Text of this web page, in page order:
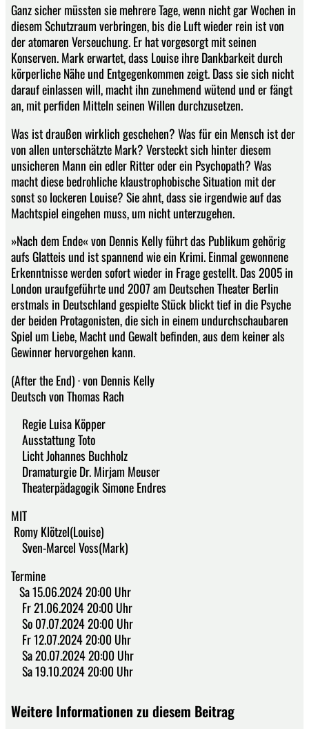
Ganz sicher müssten sie mehrere Tage, wenn nicht gar Wochen in
diesem Schutzraum verbringen, bis die Luft wieder rein ist von
der atomaren Verseuchung. Er hat vorgesorgt mit seinen
Konserven. Mark erwartet, dass Louise ihre Dankbarkeit durch
körperliche Nähe und Entgegenkommen zeigt. Dass sie sich nicht
darauf einlassen will, macht ihn zunehmend wütend und er fängt
an, mit perfiden Mitteln seinen Willen durchzusetzen.
Was ist draußen wirklich geschehen? Was für ein Mensch ist der
von allen unterschätzte Mark? Versteckt sich hinter diesem
unsicheren Mann ein edler Ritter oder ein Psychopath? Was
macht diese bedrohliche klaustrophobische Situation mit der
sonst so lockeren Louise? Sie ahnt, dass sie irgendwie auf das
Machtspiel eingehen muss, um nicht unterzugehen.
»Nach dem Ende« von Dennis Kelly führt das Publikum gehörig
aufs Glatteis und ist spannend wie ein Krimi. Einmal gewonnene
Erkenntnisse werden sofort wieder in Frage gestellt. Das 2005 in
London uraufgeführte und 2007 am Deutschen Theater Berlin
erstmals in Deutschland gespielte Stück blickt tief in die Psyche
der beiden Protagonisten, die sich in einem undurchschaubaren
Spiel um Liebe, Macht und Gewalt befinden, aus dem keiner als
Gewinner hervorgehen kann.
(After the End) · von Dennis Kelly
Deutsch von Thomas Rach
Regie Luisa Köpper
Ausstattung Toto
Licht Johannes Buchholz
Dramaturgie Dr. Mirjam Meuser
Theaterpädagogik Simone Endres
MIT
Romy Klötzel(Louise)
Sven-Marcel Voss(Mark)
Termine
Sa 15.06.2024 20:00 Uhr
Fr 21.06.2024 20:00 Uhr
So 07.07.2024 20:00 Uhr
Fr 12.07.2024 20:00 Uhr
Sa 20.07.2024 20:00 Uhr
Sa 19.10.2024 20:00 Uhr
Weitere Informationen zu diesem Beitrag